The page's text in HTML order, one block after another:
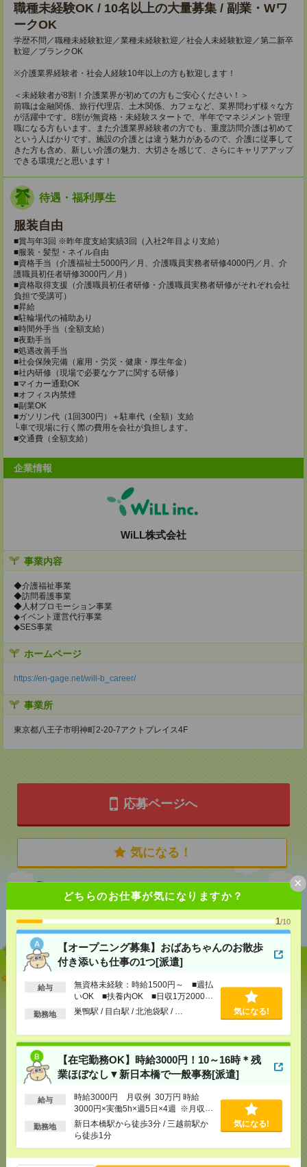
どちらのお仕事が気になりますか？
1/10
【オープニング募集】おばあちゃんのお散歩
付き添いも仕事の1つ[派遣]
給与
無資格未経験：時給1500円～ ■週払
いOK ■扶養内OK ■日収1万2000円
以上
勤務地 巣鴨駅 / 目白駅 / 北池袋駅 / … 気になる!
【在宅勤務OK】時給3000円！10～16時＊残
業ほぼなし▼新日本橋で一般事務[派遣]
給与
時給3000円 月収例 30万円 時給
3000円×実働5h×週5日×4週 ※月収例
を保証するものではありません。※給
与即受取りサービス利用可（利用条件
勤務地
新日本橋駅から徒歩3分 / 三越前駅か
ら徒歩1分
気になる!
×
職種未経験OK / 10名以上の大量募集 / 副業・Wワ
ークOK
学歴不問／職種未経験歓迎／業種未経験歓迎／社会人未経験歓迎／第二新卒
歓迎／ブランクOK
※介護業界経験者・社会人経験10年以上の方も歓迎します！
＜未経験者が8割！介護業界が初めての方もご安心ください！＞
前職は金融関係、旅行代理店、土木関係、カフェなど、業界問わず様々な方
が活躍中です。8割が無資格・未経験スタートで、半年でマネジメント管理
職になる方もいます。また介護業界経験者の方でも、重度訪問介護は初めて
という人ばかりです。施設の介護とは違う魅力があるので、介護に従事して
きた方も含め、新しい介護の魅力、大切さを感じて、さらにキャリアアップ
できる環境だと思います！
待遇・福利厚生
服装自由
■賞与年3回 ※昨年度支給実績3回（入社2年目より支給）
■服装・髪型・ネイル自由
■資格手当（介護福祉士5000円／月、介護職員実務者研修4000円／月、介
護職員初任者研修3000円／月）
■資格取得支援（介護職員初任者研修・介護職員実務者研修がそれぞれ会社
負担で受講可）
■昇給
■駐輪場代の補助あり
■時間外手当（全額支給）
■夜勤手当
■処遇改善手当
■社会保険完備（雇用・労災・健康・厚生年金）
■社内研修（現場で必要なケアに関する研修）
■マイカー通勤OK
■オフィス内禁煙
■副業OK
■ガソリン代（1回300円）＋駐車代（全額）支給
└車で現場に行く際の費用を会社が負担します。
■交通費（全額支給）
企業情報
WiLL株式会社
事業内容
◆介護福祉事業
◆訪問看護事業
◆人材プロモーション事業
◆イベント運営代行事業
◆SES事業
ホームページ
https://en-gage.net/will-b_career/
事業所
東京都八王子市明神町2-20-7アクトプレイス4F
応募ページへ
気になる！
あなたの閲覧履歴からの
【オープニング募集】おばあちゃんのお散歩付き添
いも仕事の1つ[派遣]
[給 与]無資格未経験：時給1500円～ ■週払い
[交通費]交通費全額支給
[勤務地]
巣鴨駅/目白駅/北池袋駅/ …
気になる！
し▼新日本橋で一般事務[派遣]
[給 与]時給3000円 月収例 30万円 時給3000円×
実働5h×週5日×4週 ※月収例を保証するものではあ
りません。※給与即受取りサービス利用可（利用条
件有）